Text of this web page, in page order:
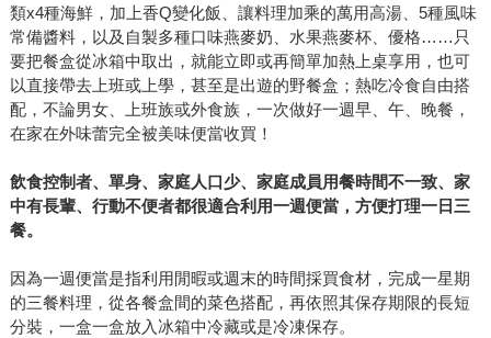
類x4種海鮮，加上香Q變化飯、讓料理加乘的萬用高湯、5種風味
常備醬料，以及自製多種口味燕麥奶、水果燕麥杯、優格……只
要把餐盒從冰箱中取出，就能立即或再簡單加熱上桌享用，也可
以直接帶去上班或上學，甚至是出遊的野餐盒；熱吃冷食自由搭
配，不論男女、上班族或外食族，一次做好一週早、午、晚餐，
在家在外味蕾完全被美味便當收買！
飲食控制者、單身、家庭人口少、家庭成員用餐時間不一致、家
中有長輩、行動不便者都很適合利用一週便當，方便打理一日三
餐。
因為一週便當是指利用閒暇或週末的時間採買食材，完成一星期
的三餐料理，從各餐盒間的菜色搭配，再依照其保存期限的長短
分裝，一盒一盒放入冰箱中冷藏或是冷凍保存。